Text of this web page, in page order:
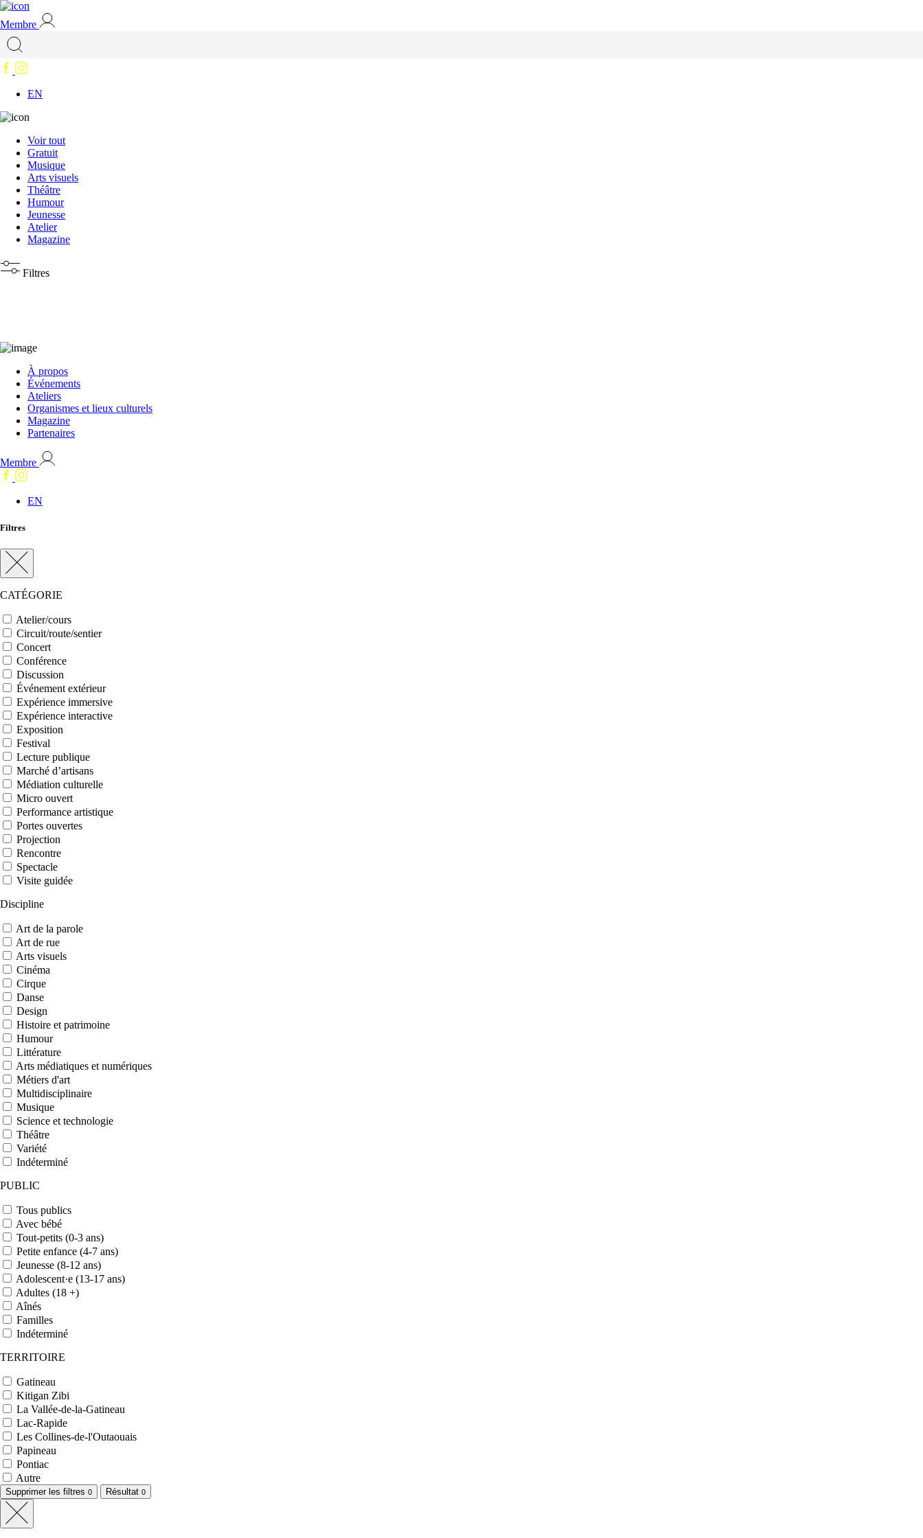
Membre
EN
Voir tout
Gratuit
Musique
Arts visuels
Théâtre
Humour
Jeunesse
Atelier
Magazine
Filtres
À propos
Événements
Ateliers
Organismes et lieux culturels
Magazine
Partenaires
Membre
EN
Filtres
CATÉGORIE
Atelier/cours
Circuit/route/sentier
Concert
Conférence
Discussion
Événement extérieur
Expérience immersive
Expérience interactive
Exposition
Festival
Lecture publique
Marché d’artisans
Médiation culturelle
Micro ouvert
Performance artistique
Portes ouvertes
Projection
Rencontre
Spectacle
Visite guidée
Discipline
Art de la parole
Art de rue
Arts visuels
Cinéma
Cirque
Danse
Design
Histoire et patrimoine
Humour
Littérature
Arts médiatiques et numériques
Métiers d'art
Multidisciplinaire
Musique
Science et technologie
Théâtre
Variété
Indéterminé
PUBLIC
Tous publics
Avec bébé
Tout-petits (0-3 ans)
Petite enfance (4-7 ans)
Jeunesse (8-12 ans)
Adolescent·e (13-17 ans)
Adultes (18 +)
Aînés
Familles
Indéterminé
TERRITOIRE
Gatineau
Kitigan Zibi
La Vallée-de-la-Gatineau
Lac-Rapide
Les Collines-de-l'Outaouais
Papineau
Pontiac
Autre
Supprimer les filtres 0 Résultat 0